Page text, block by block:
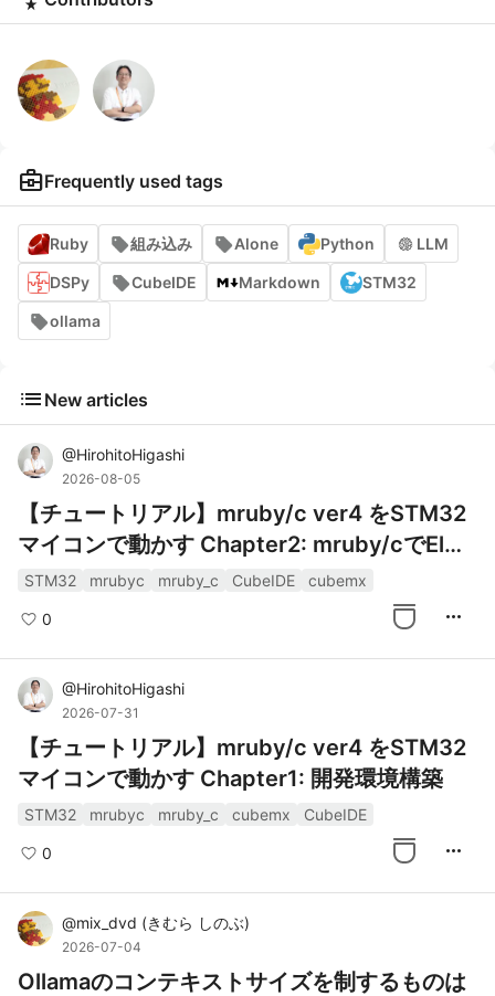
business_centerFrequently used tags
Ruby 組み込み Alone Python LLM
DSPy CubeIDE Markdown STM32
ollama
list New articles
@HirohitoHigashi
2026-08-05
【チュートリアル】mruby/c ver4 をSTM32
マイコンで動かす Chapter2: mruby/cでElCh
ika（えるちか）
STM32 mrubyc mruby_c CubeIDE cubemx
0 more_horiz
@HirohitoHigashi
2026-07-31
【チュートリアル】mruby/c ver4 をSTM32
マイコンで動かす Chapter1: 開発環境構築
STM32 mrubyc mruby_c cubemx CubeIDE
0 more_horiz
@mix_dvd (きむら しのぶ)
2026-07-04
Ollamaのコンテキストサイズを制するものは